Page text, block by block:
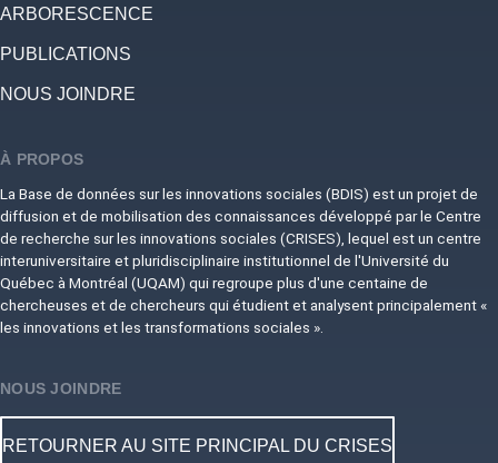
ARBORESCENCE
PUBLICATIONS
NOUS JOINDRE
À PROPOS
La Base de données sur les innovations sociales (BDIS) est un projet de
diffusion et de mobilisation des connaissances développé par le Centre
de recherche sur les innovations sociales (CRISES), lequel est un centre
interuniversitaire et pluridisciplinaire institutionnel de l'Université du
Québec à Montréal (UQAM) qui regroupe plus d'une centaine de
chercheuses et de chercheurs qui étudient et analysent principalement «
les innovations et les transformations sociales ».
NOUS JOINDRE
RETOURNER AU SITE PRINCIPAL DU CRISES